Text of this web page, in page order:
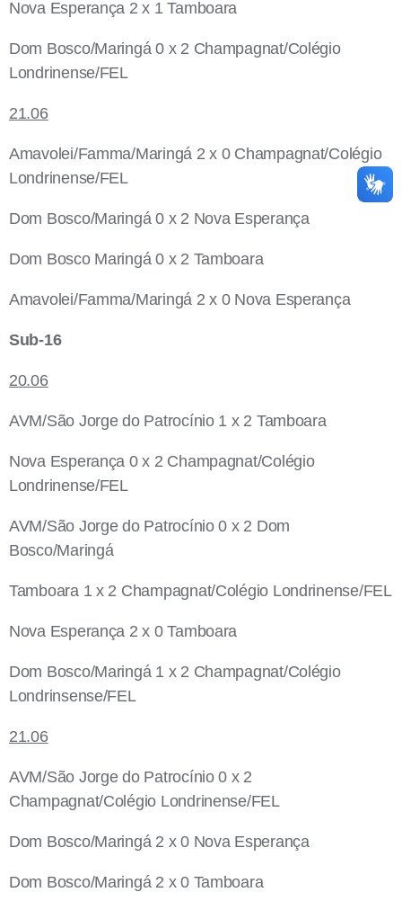
Nova Esperança 2 x 1 Tamboara
Dom Bosco/Maringá 0 x 2 Champagnat/Colégio
Londrinense/FEL
21.06
Amavolei/Famma/Maringá 2 x 0 Champagnat/Colégio
Londrinense/FEL
Dom Bosco/Maringá 0 x 2 Nova Esperança
Dom Bosco Maringá 0 x 2 Tamboara
Amavolei/Famma/Maringá 2 x 0 Nova Esperança
Sub-16
20.06
AVM/São Jorge do Patrocínio 1 x 2 Tamboara
Nova Esperança 0 x 2 Champagnat/Colégio
Londrinense/FEL
AVM/São Jorge do Patrocínio 0 x 2 Dom
Bosco/Maringá
Tamboara 1 x 2 Champagnat/Colégio Londrinense/FEL
Nova Esperança 2 x 0 Tamboara
Dom Bosco/Maringá 1 x 2 Champagnat/Colégio
Londrinsense/FEL
21.06
AVM/São Jorge do Patrocínio 0 x 2
Champagnat/Colégio Londrinense/FEL
Dom Bosco/Maringá 2 x 0 Nova Esperança
Dom Bosco/Maringá 2 x 0 Tamboara